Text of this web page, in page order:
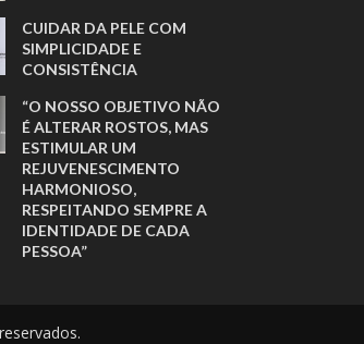
CUIDAR DA PELE COM
SIMPLICIDADE E
CONSISTÊNCIA
“O NOSSO OBJETIVO NÃO
É ALTERAR ROSTOS, MAS
ESTIMULAR UM
REJUVENESCIMENTO
HARMONIOSO,
RESPEITANDO SEMPRE A
IDENTIDADE DE CADA
PESSOA”